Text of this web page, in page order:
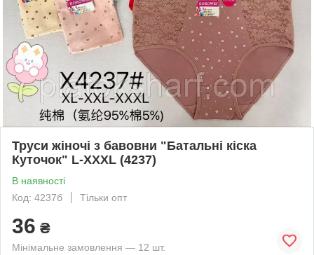
Труси жіночі з бавовни "Батальні кіска
Куточок" L-XXXL (4237)
В наявності
Код: 4237б
Тільки опт
36 ₴
Мінімальне замовлення — 12 шт.